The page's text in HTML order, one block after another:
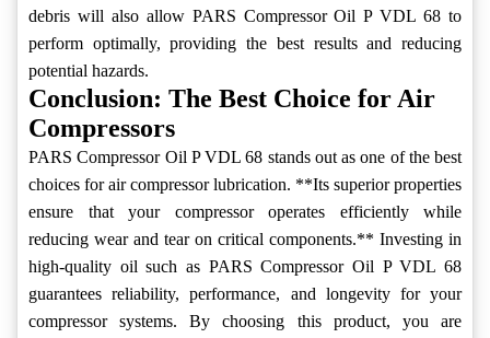
debris will also allow PARS Compressor Oil P VDL 68 to
perform optimally, providing the best results and reducing
potential hazards.
Conclusion: The Best Choice for Air
Compressors
PARS Compressor Oil P VDL 68 stands out as one of the best
choices for air compressor lubrication. **Its superior properties
ensure that your compressor operates efficiently while
reducing wear and tear on critical components.** Investing in
high-quality oil such as PARS Compressor Oil P VDL 68
guarantees reliability, performance, and longevity for your
compressor systems. By choosing this product, you are